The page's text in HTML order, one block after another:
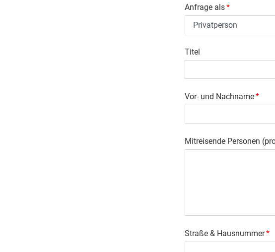
Anfrage als*
Titel
Vor- und Nachname*
Mitreisende Personen
Straße & Hausnummer*